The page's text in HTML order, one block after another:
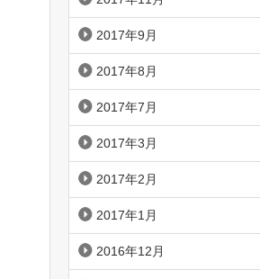
2017年9月
2017年8月
2017年7月
2017年3月
2017年2月
2017年1月
2016年12月